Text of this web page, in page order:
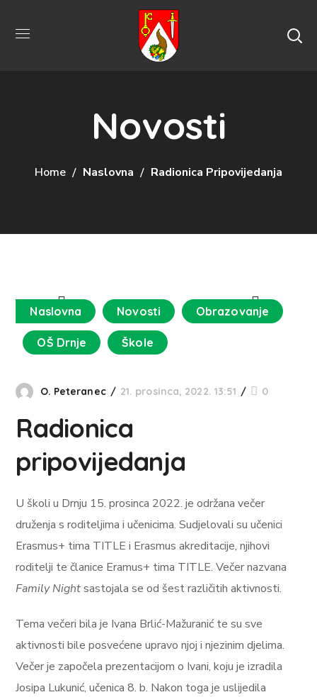
Novosti
Home Naslovna Radionica Pripovijedanja
Naslovna Novosti Obrazovanje
OŠ Drnje Škole
O. Peteranec 21. prosinca, 2022. 13:51 0
Radionica
pripovijedanja
U školi u Drnju 15. prosinca 2022. je održana večer
druženja s roditeljima i učenicima. Sudjelovali su učenici
Erasmus+ tima TITLE i Erasmus akreditacije, njihovi
roditelji te članice Eramus+ tima TITLE. Večer nazvana
Family Nightsastojala se od šest različitih aktivnosti.
Tema večeri bila je Ivana Brlić-Mažuranić te su sve
aktivnosti bile posvećene upravo njoj i njezinim djelima.
Večer je započela prezentacijom o Ivani, koju je izradila
Josipa Lukunić, učenica 8. b. Nakon toga je uslijedila